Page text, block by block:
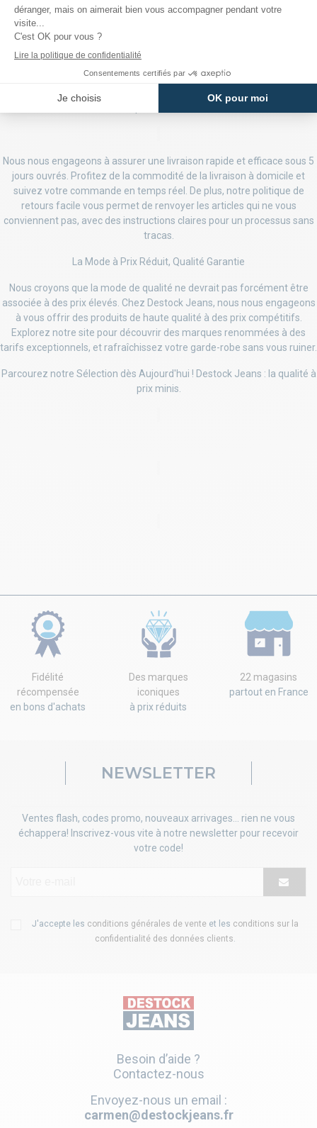
Passer une commande chez Destock Jeans est un jeu d'enfant.
Ajoutez simplement les articles de votre choix à votre panier, suivez les
étapes simples de notre processus de commande et choisissez parmi
une expérience de shopping en ligne fluide et sécurisée.
Nous nous engageons à assurer une livraison rapide et efficace sous 5
jours ouvrés. Profitez de la commodité de la livraison à domicile et
suivez votre commande en temps réel. De plus, notre politique de
retours facile vous permet de renvoyer les articles qui ne vous
conviennent pas, avec des instructions claires pour un processus sans
tracas.
La Mode à Prix Réduit, Qualité Garantie
Nous croyons que la mode de qualité ne devrait pas forcément être
associée à des prix élevés. Chez Destock Jeans, nous nous engageons
à vous offrir des produits de haute qualité à des prix compétitifs.
Explorez notre site pour découvrir des marques renommées à des
tarifs exceptionnels, et rafraîchissez votre garde-robe sans vous ruiner.
Parcourez notre Sélection dès Aujourd'hui ! Destock Jeans : la qualité à
prix minis.
Fidélité
récompensée
en bons d'achats
Des marques
iconiques
à prix réduits
22 magasins
partout en France
NEWSLETTER
Ventes flash, codes promo, nouveaux arrivages... rien ne vous
échappera! Inscrivez-vous vite à notre newsletter pour recevoir
votre code!
J'accepte les conditions générales de vente et les conditions sur la
confidentialité des données clients.
Besoin d’aide ?
Contactez-nous
Envoyez-nous un email :
carmen@destockjeans.fr